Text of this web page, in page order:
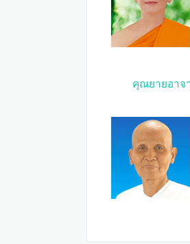
คุณยายอาจ